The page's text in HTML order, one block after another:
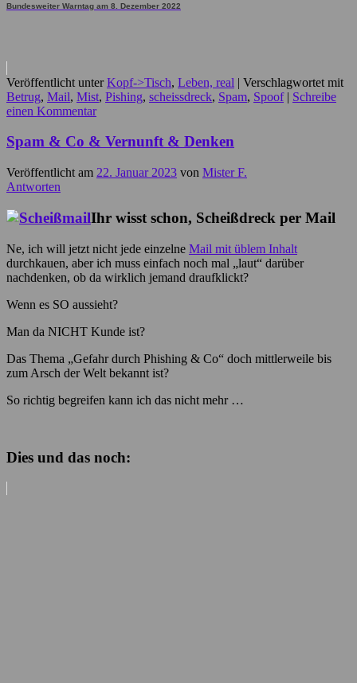
Bundesweiter Warntag am 8. Dezember 2022
Veröffentlicht unter Kopf->Tisch, Leben, real | Verschlagwortet mit
Betrug, Mail, Mist, Pishing, scheissdreck, Spam, Spoof | Schreibe
einen Kommentar
Spam & Co & Vernunft & Denken
Veröffentlicht am 22. Januar 2023 von Mister F.
Antworten
Ihr wisst schon, Scheißdreck per Mail
Ne, ich will jetzt nicht jede einzelne Mail mit üblem Inhalt
durchkauen, aber ich muss einfach noch mal „laut“ darüber
nachdenken, ob da wirklich jemand draufklickt?
Wenn es SO aussieht?
Man da NICHT Kunde ist?
Das Thema „Gefahr durch Phishing & Co“ doch mittlerweile bis
zum Arsch der Welt bekannt ist?
So richtig begreifen kann ich das nicht mehr …
Dies und das noch: